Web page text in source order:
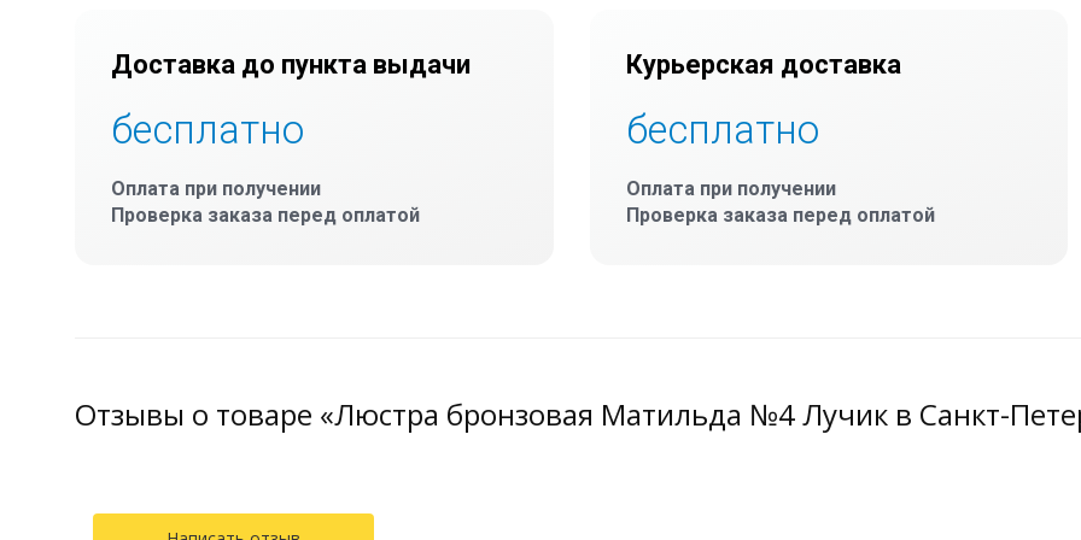
Доставка до пункта выдачи
бесплатно
Оплата при получении
Проверка заказа перед оплатой
Курьерская доставка
бесплатно
Оплата при получении
Проверка заказа перед оплатой
Отзывы о товаре «Люстра бронзовая Матильда №4 Лучик в Санкт-